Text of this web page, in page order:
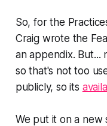
So, for the
Craig wrote the
an appendix.
so that's not too
publicly, so its
We put it on a new